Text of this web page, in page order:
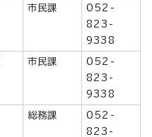
市民課
052-
823-
9338
市民課
052-
823-
9338
総務課
052-
823-